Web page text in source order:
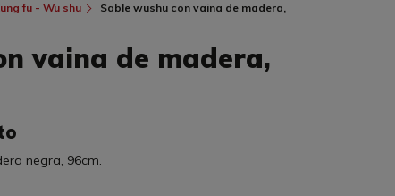
fu - Wu shu
Sable wushu con vaina de madera,
vaina de madera,
negra, 96cm.